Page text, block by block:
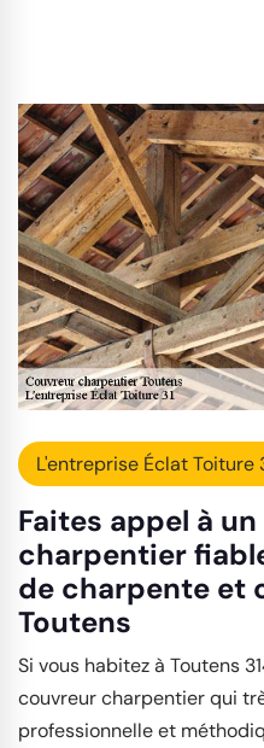
L'entreprise Éclat Toiture
Faites appel à
charpentier
de charpente et
Toutens
Si vous habitez à Toutens
couvreur charpentier qui
professionnelle et